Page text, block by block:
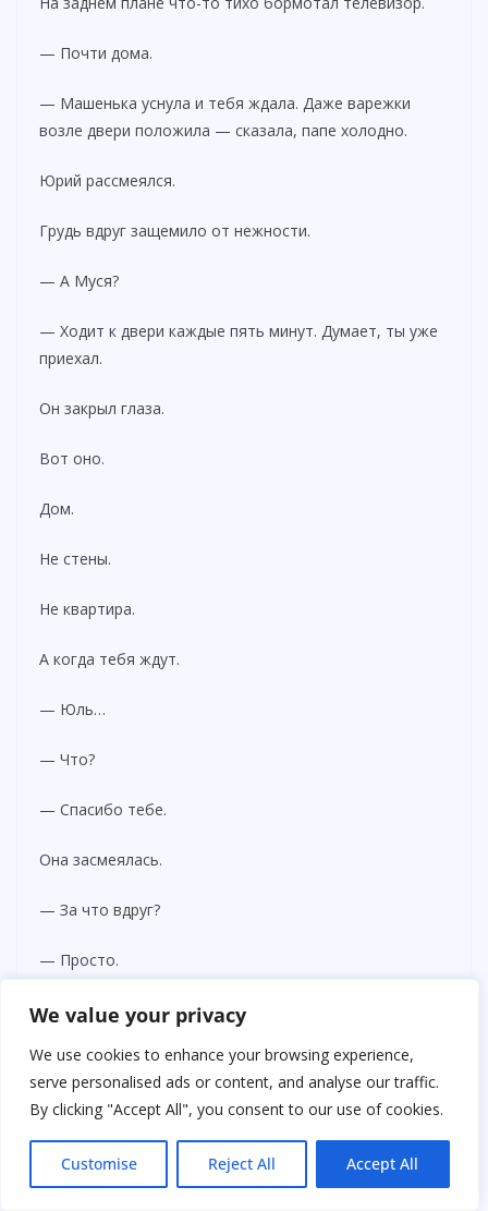
We value your privacy
We use cookies to enhance your browsing experience,
serve personalised ads or content, and analyse our traffic.
By clicking "Accept All", you consent to our use of cookies.
Customise Reject All Accept All
— Почти дома.
— Машенька уснула и тебя ждала. Даже варежки
возле двери положила — сказала, папе холодно.
Юрий рассмеялся.
Грудь вдруг защемило от нежности.
— А Муся?
— Ходит к двери каждые пять минут. Думает, ты уже
приехал.
Он закрыл глаза.
Вот оно.
Дом.
Не стены.
Не квартира.
А когда тебя ждут.
— Юль…
— Что?
— Спасибо тебе.
Она засмеялась.
— За что вдруг?
— Просто.
— Странный ты сегодня, дальнобойщик.
В этот момент дверь магазина открылась.
Мужчина вышел с пакетом.
В руках — хлеб, молоко, дешевые мандарины и
маленький пакет конфет.